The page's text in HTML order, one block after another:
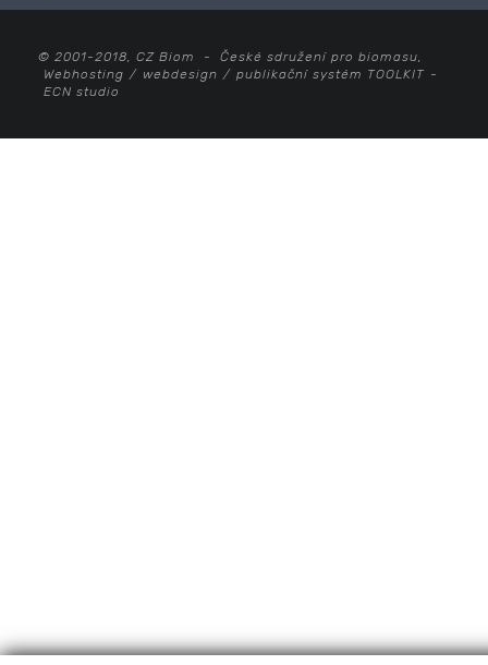
© 2001-2018, CZ Biom - České sdružení pro biomasu,
Webhosting / webdesign / publikační systém TOOLKIT -
ECN studio